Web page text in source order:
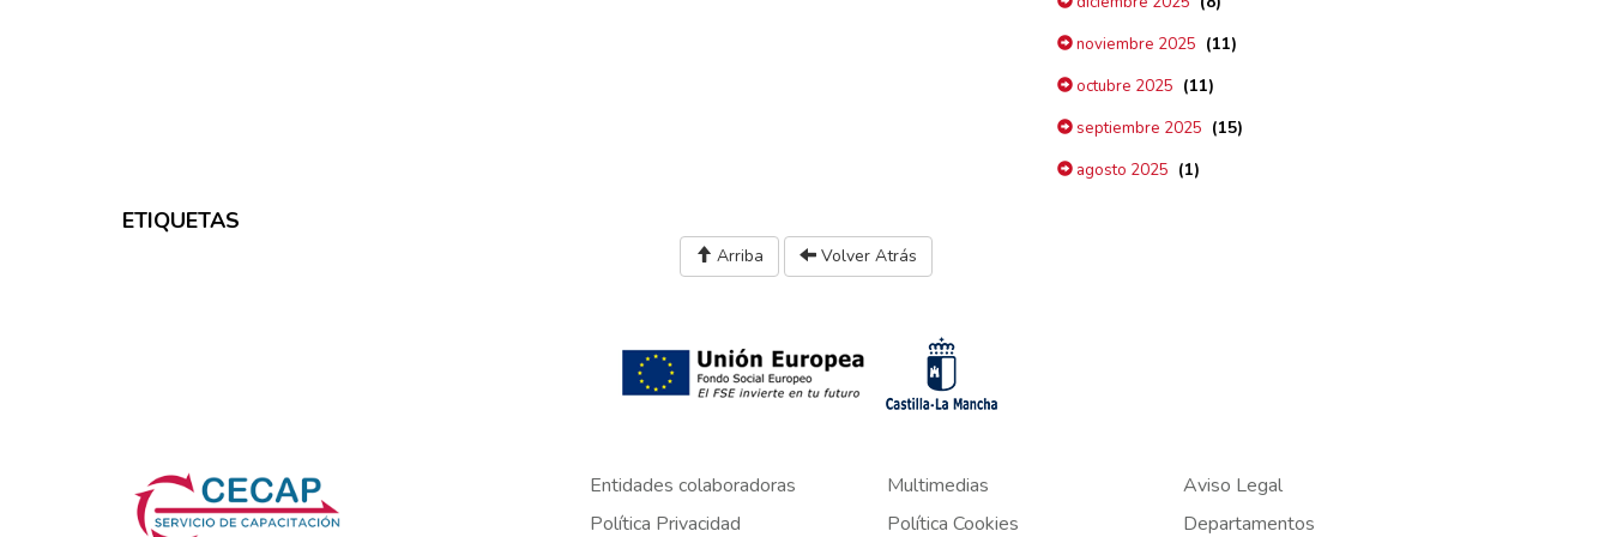
noviembre 2025 (11)
octubre 2025 (11)
septiembre 2025 (15)
agosto 2025 (1)
ETIQUETAS
Arriba Volver Atrás
Entidades colaboradoras Multimedias
Aviso Legal
Política Privacidad
Política Cookies Departamentos